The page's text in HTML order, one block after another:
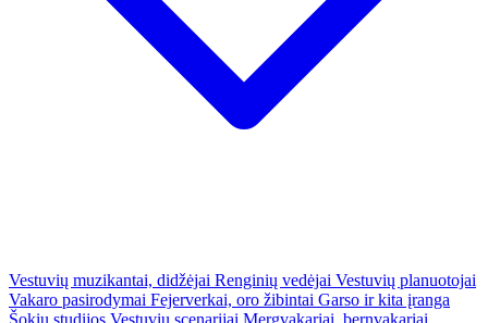
Vestuvių muzikantai, didžėjai Renginių vedėjai Vestuvių planuotojai
Vakaro pasirodymai Fejerverkai, oro žibintai Garso ir kita įranga
Šokių studijos Vestuvių scenarijai Mergvakariai, bernvakariai